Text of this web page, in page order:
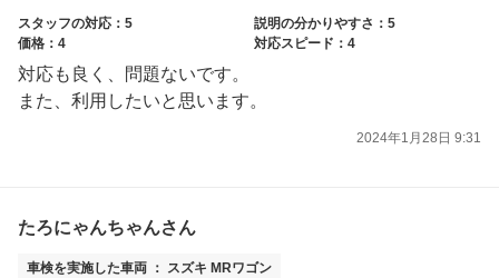
スタッフの対応：5
説明の分かりやすさ：5
価格：4
対応スピード：4
対応も良く、問題ないです。
また、利用したいと思います。
2024年1月28日 9:31
たろにゃんちゃんさん
車検を実施した車両 ： スズキ MRワゴン